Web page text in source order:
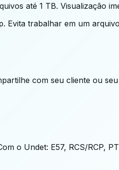
até 1 TB. Visualização
Evita trabalhar em um
com seu cliente ou
o Undet: E57, RCS/RCP,